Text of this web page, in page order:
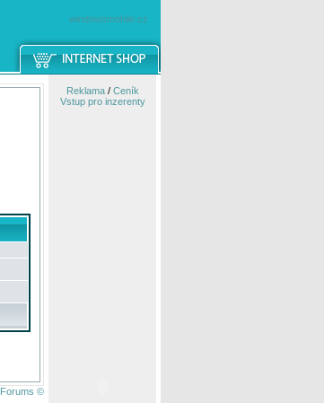
windowsmobile.cz
Forums ©
Reklama/ Ceník
Vstup pro inzerenty